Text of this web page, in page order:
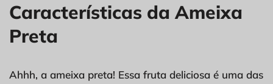
Características da Ameixa
Preta
Ahhh, a ameixa preta! Essa fruta deliciosa é uma das